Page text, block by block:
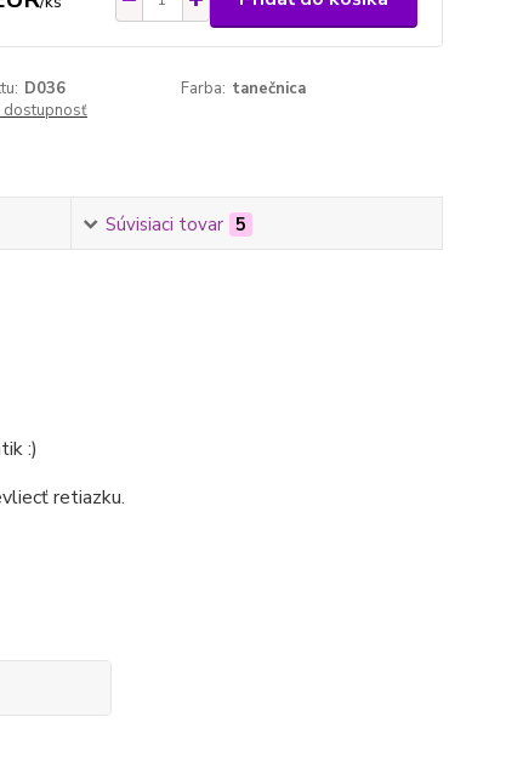
D036 Farba: tanečnica
dostupnosť
Súvisiaci tovar 5
:)
retiazku.